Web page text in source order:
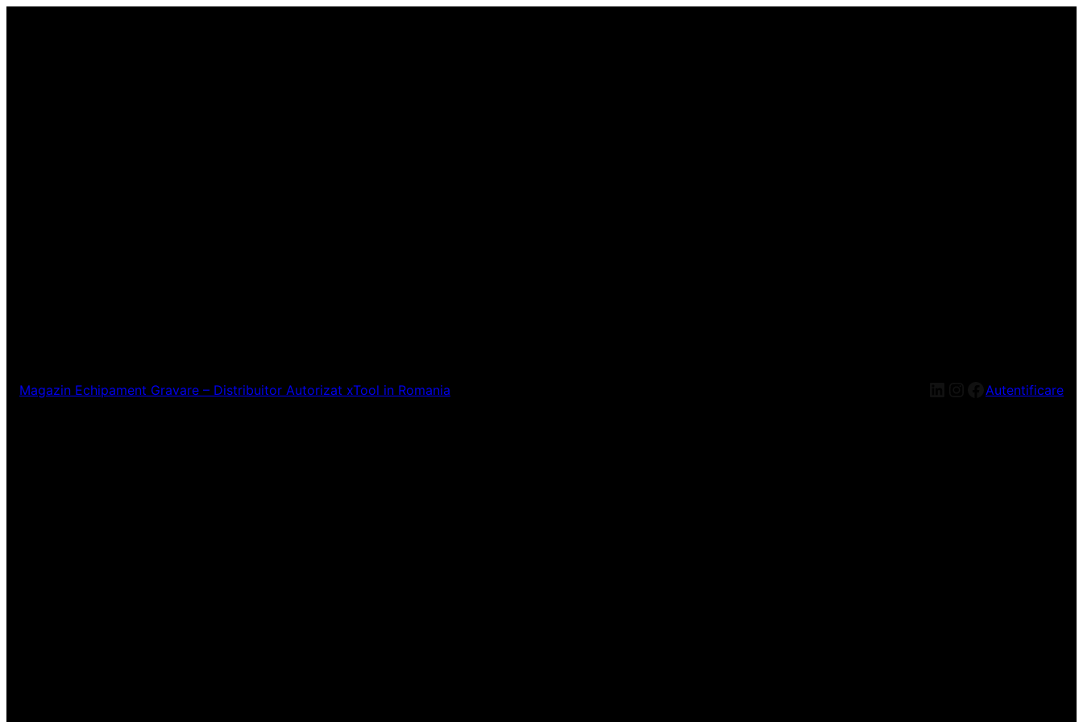
Magazin Echipament Gravare – Distribuitor Autorizat xTool in Romania LinkedIn
Instagram
Facebook
Autentificare